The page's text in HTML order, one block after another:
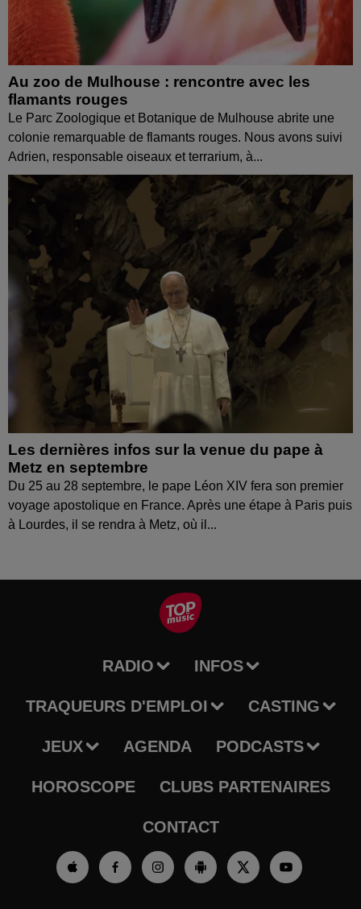
Au zoo de Mulhouse : rencontre avec les
flamants rouges
Le Parc Zoologique et Botanique de Mulhouse abrite une
colonie remarquable de flamants rouges. Nous avons suivi
Adrien, responsable oiseaux et terrarium, à...
Les dernières infos sur la venue du pape à
Metz en septembre
Du 25 au 28 septembre, le pape Léon XIV fera son premier
voyage apostolique en France. Après une étape à Paris puis
à Lourdes, il se rendra à Metz, où il...
RADIO INFOS
TRAQUEURS D'EMPLOI CASTING
JEUX AGENDA PODCASTS
HOROSCOPE CLUBS PARTENAIRES
CONTACT